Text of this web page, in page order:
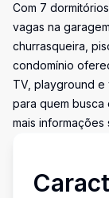
Com 7
vagas na
churrasqueira,
condomínio
TV, playground e
para quem busca
mais